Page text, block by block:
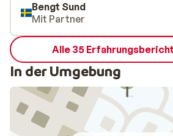
Bengt Sund
Mit Partner
Alle 35
In der Umgebung